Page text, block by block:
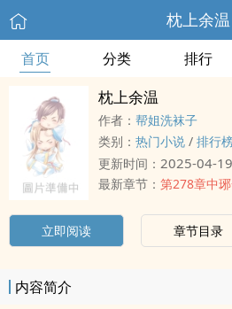
枕上余温
首页 分类 排行
枕上余温
作者： 帮姐洗袜子
类别： 热门小说 / 排行
更新时间： 2025-04-
最新章节： 第278章中
立即阅读 章节目录
内容简介